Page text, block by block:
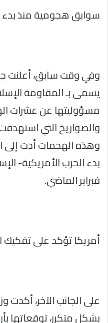
سوابق هجومية منذ بدء
وفي وقت سابق، أعلنت
يسمى بـ المقاومة
مسؤوليتها عن عشرات
والصواريخ التي
وهذه الهجمات أدت إلى
فبراير الماضي.
أمريكا تؤكد على
على الجانب الآخر، أكدت
بشكل متكرر، توقعاتها